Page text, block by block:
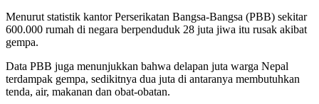
Menurut statistik kantor Perserikatan Bangsa-Bangsa (PBB) sekitar
600.000 rumah di negara berpenduduk 28 juta jiwa itu rusak akibat
gempa.
Data PBB juga menunjukkan bahwa delapan juta warga Nepal
terdampak gempa, sedikitnya dua juta di antaranya membutuhkan
tenda, air, makanan dan obat-obatan.